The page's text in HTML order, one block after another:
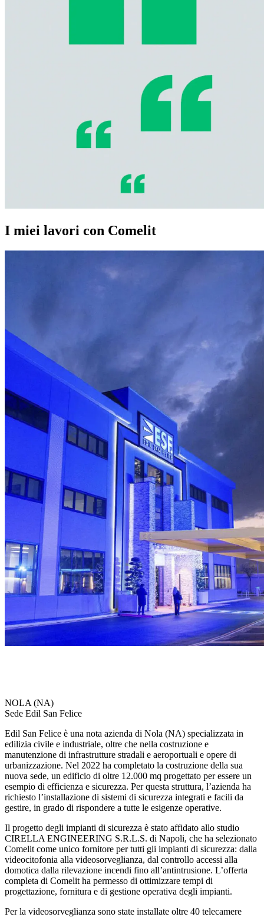
I miei lavori con Comelit
NOLA (NA)
Sede Edil San Felice
Edil San Felice è una nota azienda di Nola (NA) specializzata in
edilizia civile e industriale, oltre che nella costruzione e
manutenzione di infrastrutture stradali e aeroportuali e opere di
urbanizzazione. Nel 2022 ha completato la costruzione della sua
nuova sede, un edificio di oltre 12.000 mq progettato per essere un
esempio di efficienza e sicurezza. Per questa struttura, l’azienda ha
richiesto l’installazione di sistemi di sicurezza integrati e facili da
gestire, in grado di rispondere a tutte le esigenze operative.
Il progetto degli impianti di sicurezza è stato affidato allo studio
CIRELLA ENGINEERING S.R.L.S. di Napoli, che ha selezionato
Comelit come unico fornitore per tutti gli impianti di sicurezza: dalla
videocitofonia alla videosorveglianza, dal controllo accessi alla
domotica dalla rilevazione incendi fino all’antintrusione. L’offerta
completa di Comelit ha permesso di ottimizzare tempi di
progettazione, fornitura e di gestione operativa degli impianti.
Per la videosorveglianza sono state installate oltre 40 telecamere